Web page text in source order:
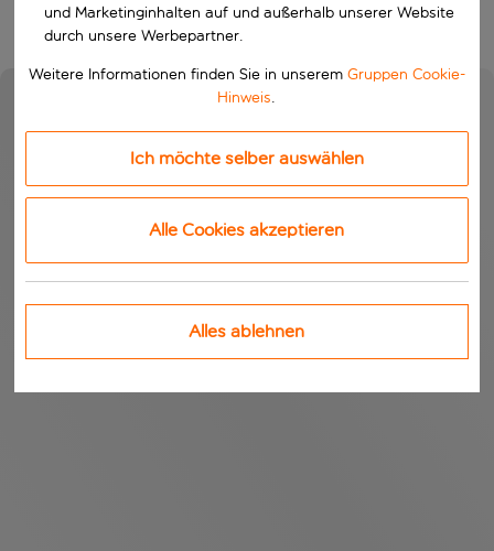
und Marketinginhalten auf und außerhalb unserer Website
durch unsere Werbepartner.
Weitere Informationen finden Sie in unserem Gruppen Cookie-
Hinweis.
Ich möchte selber auswählen
Alle Cookies akzeptieren
Alles ablehnen